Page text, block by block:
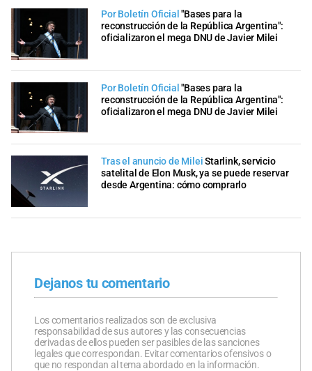
Por Boletín Oficial "Bases para la
reconstrucción de la República Argentina":
oficializaron el mega DNU de Javier Milei
Por Boletín Oficial "Bases para la
reconstrucción de la República Argentina":
oficializaron el mega DNU de Javier Milei
Tras el anuncio de MileiStarlink, servicio
satelital de Elon Musk, ya se puede reservar
desde Argentina: cómo comprarlo
Dejanos tu comentario
Los comentarios realizados son de exclusiva
responsabilidad de sus autores y las consecuencias
derivadas de ellos pueden ser pasibles de las sanciones
legales que correspondan. Evitar comentarios ofensivos o
que no respondan al tema abordado en la información.